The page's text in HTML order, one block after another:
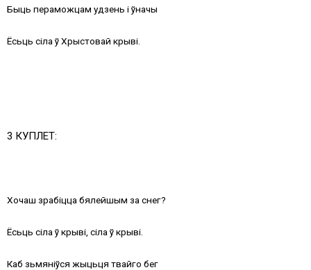
Быць пераможцам удзень і ўначы
Ёсьць сіла ў Хрыстовай крыві.
3 КУПЛЕТ:
Хочаш зрабіцца бялейшым за снег?
Ёсьць сіла ў крыві, сіла ў крыві.
Каб зьмяніўся жыцьця твайго бег